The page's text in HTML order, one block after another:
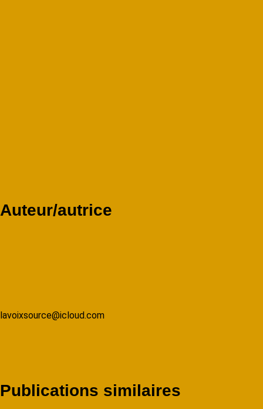
Auteur/autrice
lavoixsource@icloud.com
Publications similaires